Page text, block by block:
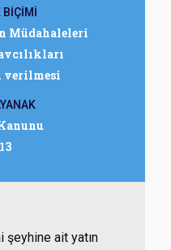
BİÇİMİ
Müdahaleleri
verilmesi
şeyhine ait yatın